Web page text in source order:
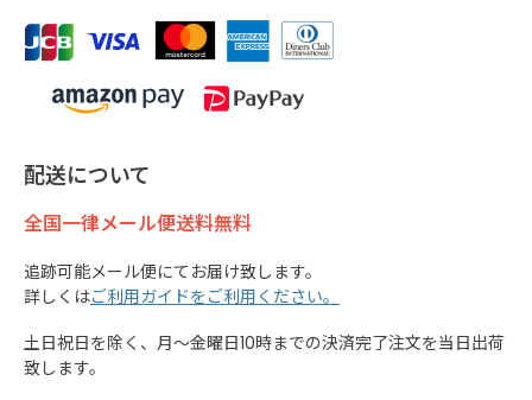
配送について
全国一律メール便送料無料
追跡可能メール便にてお届け致します。
詳しくはご利用ガイドをご利用ください。
土日祝日を除く、月～金曜日10時までの決済完了注文を当日出荷
致します。